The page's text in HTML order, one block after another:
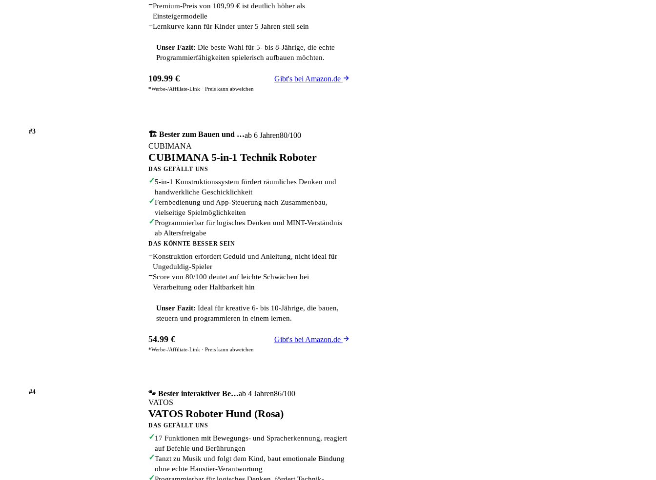
−Premium-Preis von 109,99 € ist deutlich höher als
Einsteigermodelle
−Lernkurve kann für Kinder unter 5 Jahren steil sein
Unser Fazit: Die beste Wahl für 5- bis 8-Jährige, die echte
Programmierfähigkeiten spielerisch aufbauen möchten.
109.99 € Gibt's bei Amazon.de
*Werbe-/Affiliate-Link · Preis kann abweichen
#3 🏗️ Bester zum Bauen und …ab 6 Jahren80/100
CUBIMANA
CUBIMANA 5-in-1 Technik Roboter
DAS GEFÄLLT UNS
✓5-in-1 Konstruktionssystem fördert räumliches Denken und
handwerkliche Geschicklichkeit
✓Fernbedienung und App-Steuerung nach Zusammenbau,
vielseitige Spielmöglichkeiten
✓Programmierbar für logisches Denken und MINT-Verständnis
ab Altersfreigabe
DAS KÖNNTE BESSER SEIN
−Konstruktion erfordert Geduld und Anleitung, nicht ideal für
Ungeduldig-Spieler
−Score von 80/100 deutet auf leichte Schwächen bei
Verarbeitung oder Haltbarkeit hin
Unser Fazit: Ideal für kreative 6- bis 10-Jährige, die bauen,
steuern und programmieren in einem lernen.
54.99 € Gibt's bei Amazon.de
*Werbe-/Affiliate-Link · Preis kann abweichen
#4 🐾 Bester interaktiver Be…ab 4 Jahren86/100
VATOS
VATOS Roboter Hund (Rosa)
DAS GEFÄLLT UNS
✓17 Funktionen mit Bewegungs- und Spracherkennung, reagiert
auf Befehle und Berührungen
✓Tanzt zu Musik und folgt dem Kind, baut emotionale Bindung
ohne echte Haustier-Verantwortung
✓